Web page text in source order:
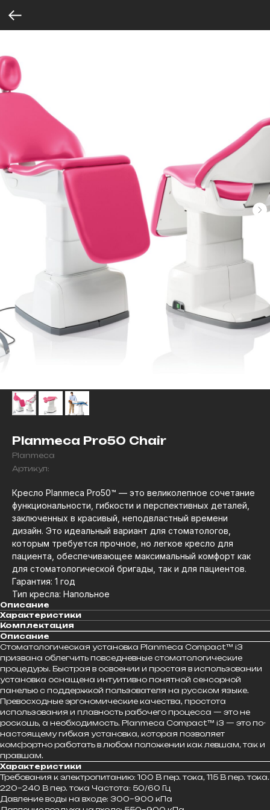
Planmeca Pro50 Chair
Planmeca
Артикул:
Кресло Planmeca Pro50™ — это великолепное сочетание
функциональности, гибкости и перспективных деталей,
заключенных в красивый, неподвластный времени
дизайн. Это идеальный вариант для стоматологов,
которым требуется прочное, но легкое кресло для
пациента, обеспечивающее максимальный комфорт как
для стоматологической бригады, так и для пациентов.
Гарантия: 1 год
Тип кресла: Напольное
Описание
Характеристики
Комплектация
Описание
Стоматологическая установка Planmeca Compact™ i3
призвана облегчить повседневные стоматологические
процедуры. Быстрая в освоении и простая в использовании
установка оснащена интуитивно понятной сенсорной
панелью с поддержкой пользователя на русском языке.
Превосходные эргономические качества, простота
использования и плавность рабочего процесса — это не
роскошь, а необходимость. Planmeca Compact™ i3 — это по-
настоящему гибкая установка, которая позволяет
комфортно работать в любом положении как левшам, так и
правшам.
Характеристики
Требования к электропитанию: 100 В пер. тока, 115 В пер. тока.
220–240 В пер. тока Частота: 50/60 Гц
Давление воды на входе: 300–900 кПа